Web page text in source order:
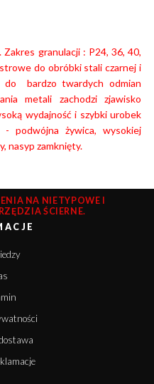
granulacji : P24, 36, 40,
do obróbki stali czarnej i
do bardzo twardych odmian
metali zachodzi zjawisko
wydajność i szybki urobek
podwójna żywica, wysokiej
nasyp zamknięty.
NA NIETYPOWE I
ŚCIERNE.